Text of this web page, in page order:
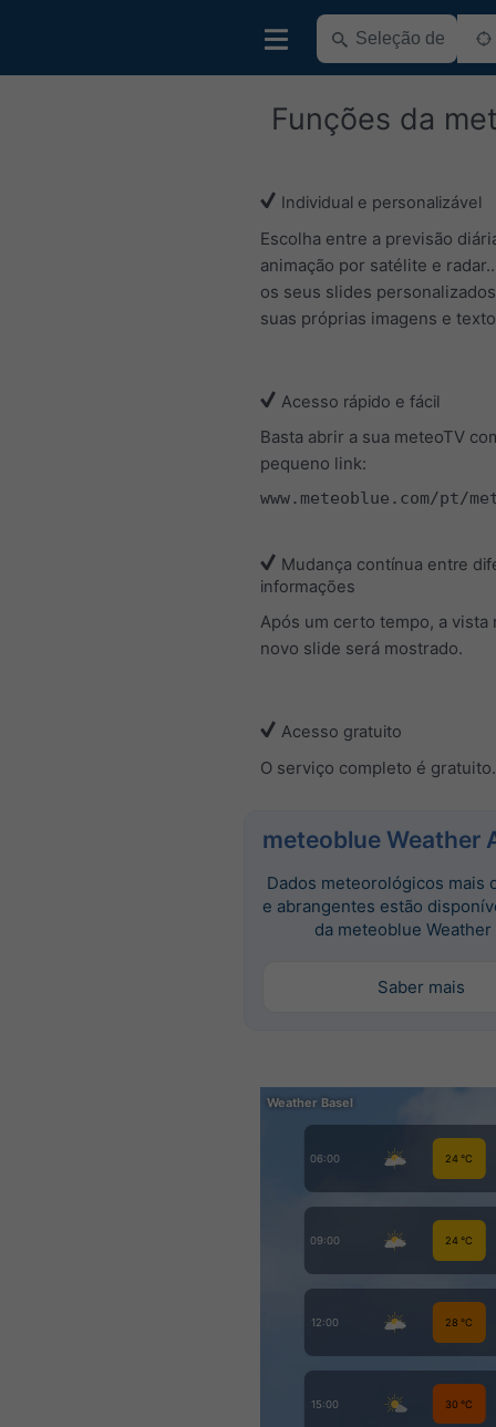
Funções da
Individual e personalizável
Escolha entre a previsão
animação por satélite e
os seus slides
suas próprias imagens e
Acesso rápido e fácil
Basta abrir a sua meteoTV
pequeno link:
www.meteoblue.com/pt/
Mudança contínua entre
informações
Após um certo tempo, a vista
novo slide será mostrado.
Acesso gratuito
O serviço completo é gratuito.
meteoblue Weather
Dados meteorológicos mais
e abrangentes estão
da meteoblue Weather
Saber mais